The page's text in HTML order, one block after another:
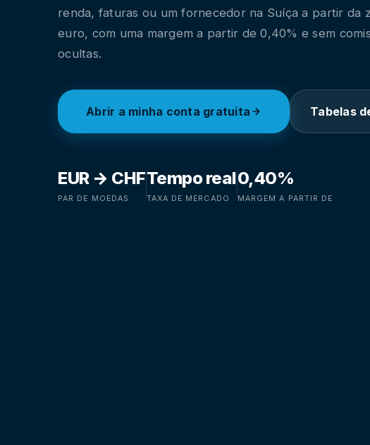
renda, faturas ou um fornecedor na Suíça a partir da
euro, com uma margem a partir de 0,40% e sem
ocultas.
Abrir a minha conta gratuita Tabelas
EUR → CHF
PAR DE MOEDAS
Tempo real
TAXA DE MERCADO
0,40%
MARGEM A PARTIR DE